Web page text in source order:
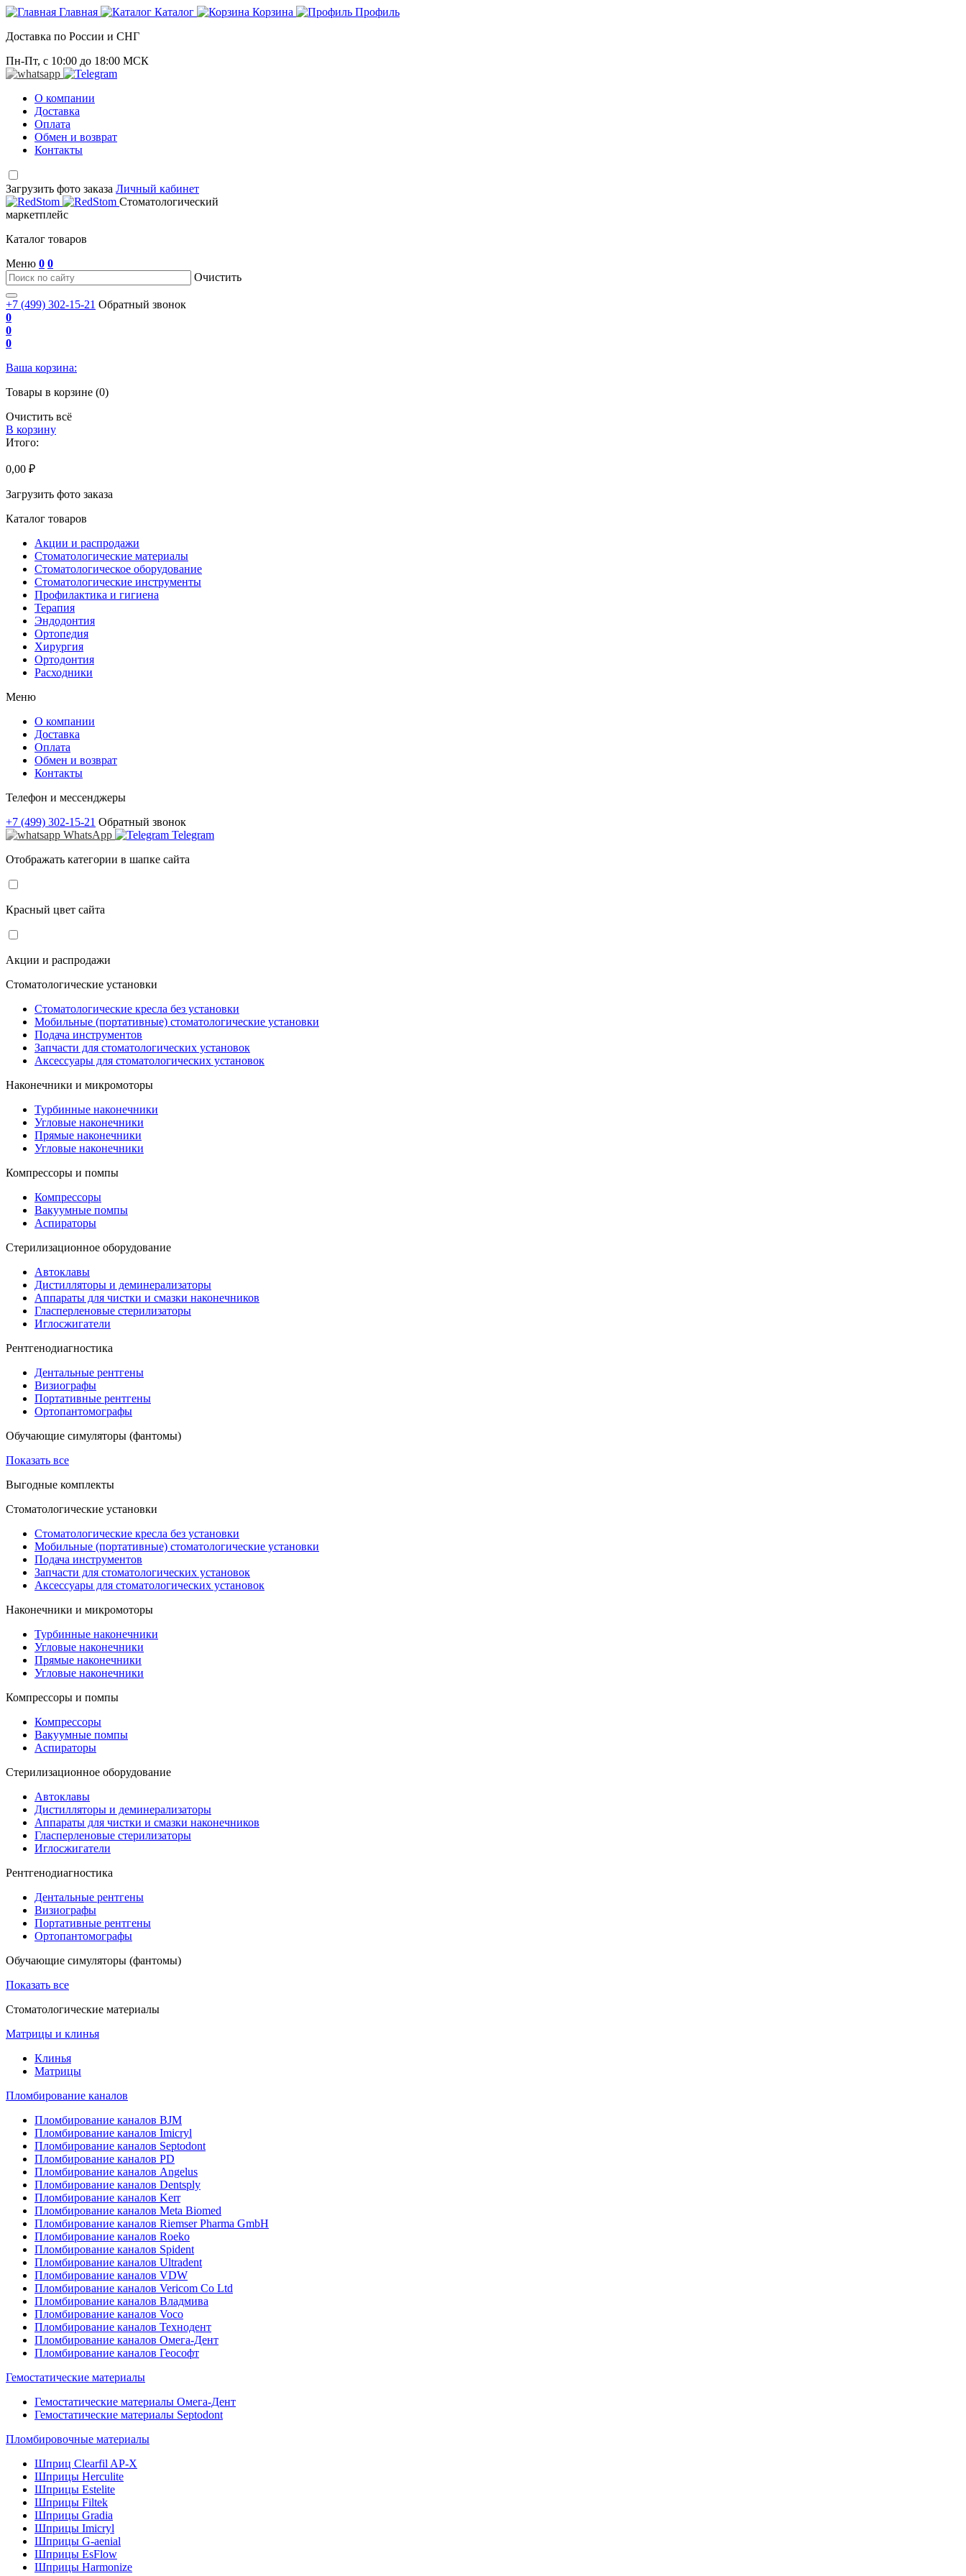
Главная Каталог Корзина
Профиль
Доставка по России и СНГ
Пн-Пт, с 10:00 до 18:00 МСК
О компании
Доставка
Оплата
Обмен и возврат
Контакты
Загрузить фото заказа Личный кабинет
Стоматологический
маркетплейс
Каталог товаров
Меню 0 0
Очистить
+7 (499) 302-15-21 Обратный звонок
0
0
0
Ваша корзина:
Товары в корзине (0)
Очистить всё
В корзину
Итого:
0,00 ₽
Загрузить фото заказа
Каталог товаров
Акции и распродажи
Стоматологические материалы
Стоматологическое оборудование
Стоматологические инструменты
Профилактика и гигиена
Терапия
Эндодонтия
Ортопедия
Хирургия
Ортодонтия
Расходники
Меню
О компании
Доставка
Оплата
Обмен и возврат
Контакты
Телефон и мессенджеры
+7 (499) 302-15-21 Обратный звонок
WhatsApp
Telegram
Отображать категории в шапке сайта
Красный цвет сайта
Акции и распродажи
Стоматологические установки
Стоматологические кресла без установки
Мобильные (портативные) стоматологические установки
Подача инструментов
Запчасти для стоматологических установок
Аксессуары для стоматологических установок
Наконечники и микромоторы
Турбинные наконечники
Угловые наконечники
Прямые наконечники
Угловые наконечники
Компрессоры и помпы
Компрессоры
Вакуумные помпы
Аспираторы
Стерилизационное оборудование
Автоклавы
Дистилляторы и деминерализаторы
Аппараты для чистки и смазки наконечников
Гласперленовые стерилизаторы
Иглосжигатели
Рентгенодиагностика
Дентальные рентгены
Визиографы
Портативные рентгены
Ортопантомографы
Обучающие симуляторы (фантомы)
Показать все
Выгодные комплекты
Стоматологические установки
Стоматологические кресла без установки
Мобильные (портативные) стоматологические установки
Подача инструментов
Запчасти для стоматологических установок
Аксессуары для стоматологических установок
Наконечники и микромоторы
Турбинные наконечники
Угловые наконечники
Прямые наконечники
Угловые наконечники
Компрессоры и помпы
Компрессоры
Вакуумные помпы
Аспираторы
Стерилизационное оборудование
Автоклавы
Дистилляторы и деминерализаторы
Аппараты для чистки и смазки наконечников
Гласперленовые стерилизаторы
Иглосжигатели
Рентгенодиагностика
Дентальные рентгены
Визиографы
Портативные рентгены
Ортопантомографы
Обучающие симуляторы (фантомы)
Показать все
Стоматологические материалы
Матрицы и клинья
Клинья
Матрицы
Пломбирование каналов
Пломбирование каналов BJM
Пломбирование каналов Imicryl
Пломбирование каналов Septodont
Пломбирование каналов PD
Пломбирование каналов Angelus
Пломбирование каналов Dentsply
Пломбирование каналов Kerr
Пломбирование каналов Meta Biomed
Пломбирование каналов Riemser Pharma GmbH
Пломбирование каналов Roeko
Пломбирование каналов Spident
Пломбирование каналов Ultradent
Пломбирование каналов VDW
Пломбирование каналов Vericom Co Ltd
Пломбирование каналов Владмива
Пломбирование каналов Voco
Пломбирование каналов Технодент
Пломбирование каналов Омега-Дент
Пломбирование каналов Геософт
Гемостатические материалы
Гемостатические материалы Омега-Дент
Гемостатические материалы Septodont
Пломбировочные материалы
Шприц Clearfil AP-X
Шприцы Herculite
Шприцы Estelite
Шприцы Filtek
Шприцы Gradia
Шприцы Imicryl
Шприцы G-aenial
Шприцы EsFlow
Шприцы Harmonize